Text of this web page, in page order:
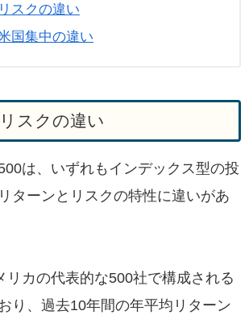
スクの違い
国集中の違い
スクの違い
は、いずれもインデックス型の投
ターンとリスクの特性に違いがあ
リカの代表的な500社で構成される
り、過去10年間の年平均リターン